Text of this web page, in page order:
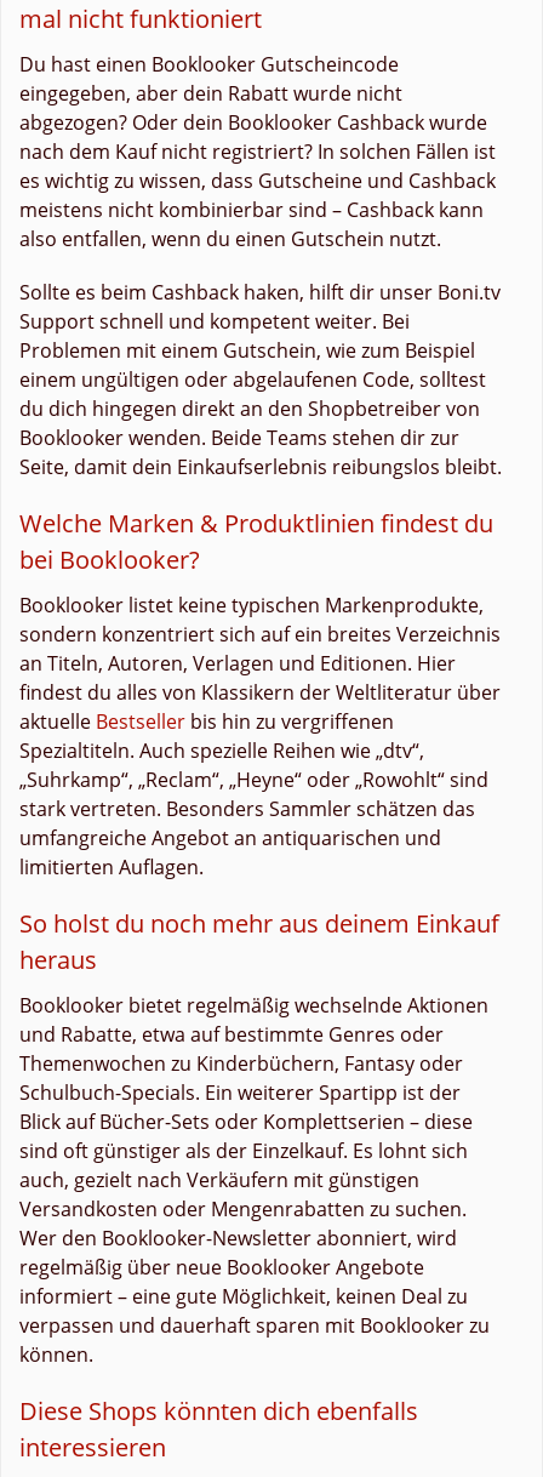
mal nicht funktioniert
Du hast einen Booklooker Gutscheincode
eingegeben, aber dein Rabatt wurde nicht
abgezogen? Oder dein Booklooker Cashback wurde
nach dem Kauf nicht registriert? In solchen Fällen ist
es wichtig zu wissen, dass Gutscheine und Cashback
meistens nicht kombinierbar sind – Cashback kann
also entfallen, wenn du einen Gutschein nutzt.
Sollte es beim Cashback haken, hilft dir unser Boni.tv
Support schnell und kompetent weiter. Bei
Problemen mit einem Gutschein, wie zum Beispiel
einem ungültigen oder abgelaufenen Code, solltest
du dich hingegen direkt an den Shopbetreiber von
Booklooker wenden. Beide Teams stehen dir zur
Seite, damit dein Einkaufserlebnis reibungslos bleibt.
Welche Marken & Produktlinien findest du
bei Booklooker?
Booklooker listet keine typischen Markenprodukte,
sondern konzentriert sich auf ein breites Verzeichnis
an Titeln, Autoren, Verlagen und Editionen. Hier
findest du alles von Klassikern der Weltliteratur über
aktuelle Bestseller bis hin zu vergriffenen
Spezialtiteln. Auch spezielle Reihen wie „dtv“,
„Suhrkamp“, „Reclam“, „Heyne“ oder „Rowohlt“ sind
stark vertreten. Besonders Sammler schätzen das
umfangreiche Angebot an antiquarischen und
limitierten Auflagen.
So holst du noch mehr aus deinem Einkauf
heraus
Booklooker bietet regelmäßig wechselnde Aktionen
und Rabatte, etwa auf bestimmte Genres oder
Themenwochen zu Kinderbüchern, Fantasy oder
Schulbuch-Specials. Ein weiterer Spartipp ist der
Blick auf Bücher-Sets oder Komplettserien – diese
sind oft günstiger als der Einzelkauf. Es lohnt sich
auch, gezielt nach Verkäufern mit günstigen
Versandkosten oder Mengenrabatten zu suchen.
Wer den Booklooker-Newsletter abonniert, wird
regelmäßig über neue Booklooker Angebote
informiert – eine gute Möglichkeit, keinen Deal zu
verpassen und dauerhaft sparen mit Booklooker zu
können.
Diese Shops könnten dich ebenfalls
interessieren